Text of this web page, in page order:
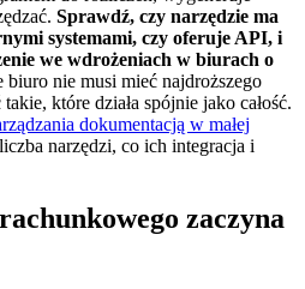
Sprawdź, czy narzędzie ma
systemami, czy oferuje API, i
we wdrożeniach w biurach o
biuro nie musi mieć najdroższego
które działa spójnie jako całość.
dokumentacją w małej
narzędzi, co ich integracja i
zaczyna